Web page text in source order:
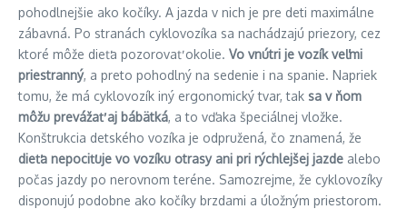
pohodlnejšie ako kočíky. A jazda v nich je pre deti maximálne
zábavná. Po stranách cyklovozíka sa nachádzajú priezory, cez
ktoré môže dieťa pozorovať okolie. Vo vnútri je vozík veľmi
priestranný, a preto pohodlný na sedenie i na spanie. Napriek
tomu, že má cyklovozík iný ergonomický tvar, tak sa v ňom
môžu prevážať aj bábätká, a to vďaka špeciálnej vložke.
Konštrukcia detského vozíka je odpružená, čo znamená, že
dieťa nepociťuje vo vozíku otrasy ani pri rýchlejšej jazde alebo
počas jazdy po nerovnom teréne. Samozrejme, že cyklovozíky
disponujú podobne ako kočíky brzdami a úložným priestorom.